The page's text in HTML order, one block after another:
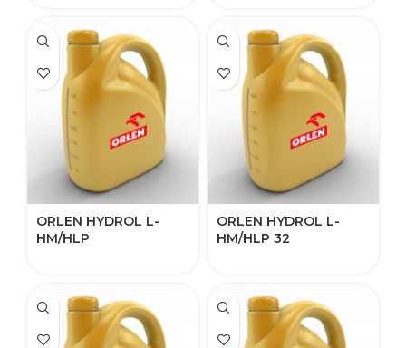
ORLEN HYDROL L-
HM/HLP​
ORLEN HYDROL L-
HM/HLP​ 32